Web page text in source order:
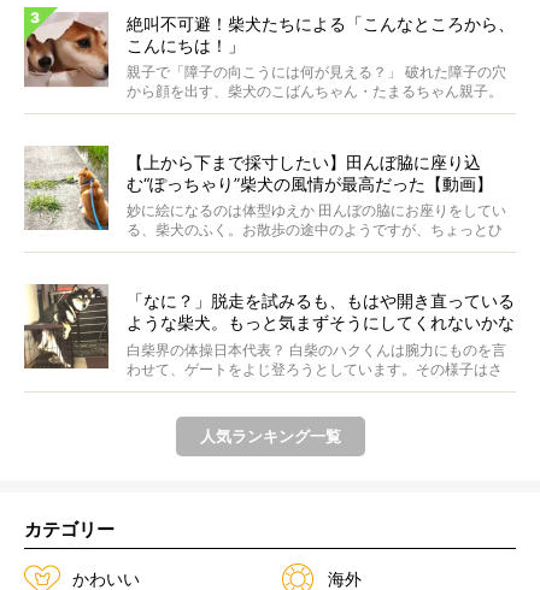
絶叫不可避！柴犬たちによる「こんなところから、
こんにちは！」
親子で「障子の向こうには何が見える？」 破れた障子の穴
から顔を出す、柴犬のこばんちゃん・たまるちゃん親子。
親子...
【上から下まで採寸したい】田んぼ脇に座り込
む“ぽっちゃり”柴犬の風情が最高だった【動画】
妙に絵になるのは体型ゆえか 田んぼの脇にお座りをしてい
る、柴犬のふく。お散歩の途中のようですが、ちょっとひ
と休...
「なに？」脱走を試みるも、もはや開き直っている
ような柴犬。もっと気まずそうにしてくれないかな
ぁ…！【動画あり】
白柴界の体操日本代表？ 白柴のハクくんは腕力にものを言
わせて、ゲートをよじ登ろうとしています。その様子はさ
なが...
人気ランキング一覧
カテゴリー
かわいい 海外